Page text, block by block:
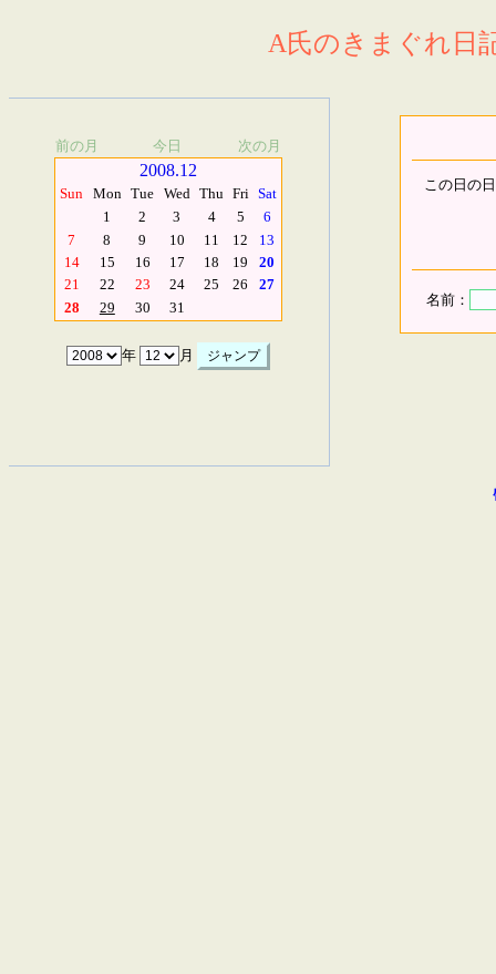
A氏のきまぐれ日
前の月 今日 次の月
2008.12
Sun Mon Tue Wed Thu Fri Sat
1
2 3 4 5
6
7
8 9 10 11 12
13
14
15 16 17 18 19
20
21
22 23 24 25 26
27
28
29 30 31
年 月
この日の
名前：